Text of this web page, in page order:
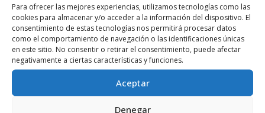
Para ofrecer las mejores experiencias, utilizamos tecnologías como las
cookies para almacenar y/o acceder a la información del dispositivo. El
consentimiento de estas tecnologías nos permitirá procesar datos
como el comportamiento de navegación o las identificaciones únicas
en este sitio. No consentir o retirar el consentimiento, puede afectar
negativamente a ciertas características y funciones.
Aceptar
Denegar